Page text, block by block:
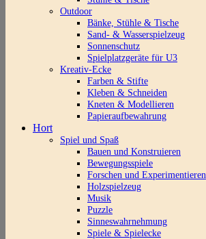
Outdoor
Bänke, Stühle & Tische
Sand- & Wasserspielzeug
Sonnenschutz
Spielplatzgeräte für U3
Kreativ-Ecke
Farben & Stifte
Kleben & Schneiden
Kneten & Modellieren
Papieraufbewahrung
Hort
Spiel und Spaß
Bauen und Konstruieren
Bewegungsspiele
Forschen und Experimentieren
Holzspielzeug
Musik
Puzzle
Sinneswahrnehmung
Spiele & Spielecke